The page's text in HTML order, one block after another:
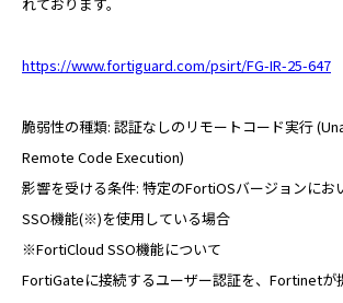
パートナー募集
PARTNER
Web請求書
INVOICE
CONTACT
https://www.fortiguard.com/psirt/FG-IR-25-647
脆弱性の種類: 認証なしのリモートコード実行
Remote Code Execution)
影響を受ける条件: 特定のFortiOSバージョンにお
SSO機能(※)を使用している場合
※FortiCloud SSO機能について
FortiGateに接続するユーザー認証を、Fortinetが